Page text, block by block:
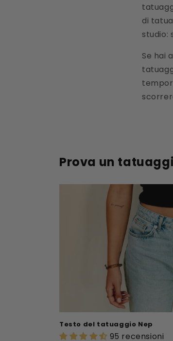
di
studio:
Se hai
Prova un
Testo del tatuaggio Nep
95 recensioni